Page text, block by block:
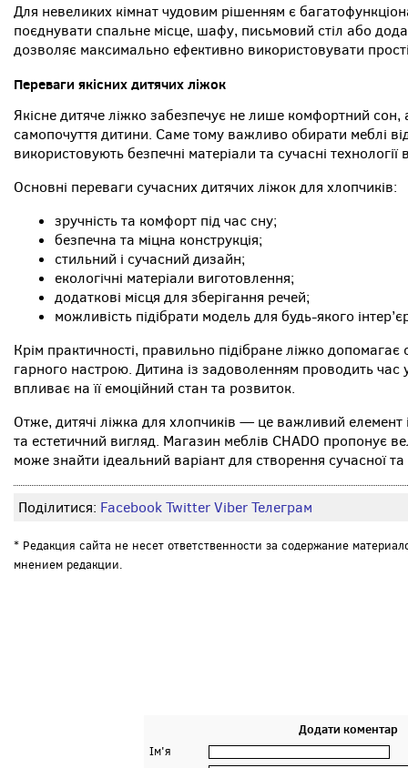
Для невеликих кімнат чудовим рішенням є
поєднувати спальне місце, шафу, письмовий стіл або
дозволяє максимально ефективно використовувати
Переваги якісних дитячих ліжок
Якісне дитяче ліжко забезпечує не лише комфортний
самопочуття дитини. Саме тому важливо обирати меблі
використовують безпечні матеріали та сучасні
Основні переваги сучасних дитячих ліжок для хлопчиків:
зручність та комфорт під час сну;
безпечна та міцна конструкція;
стильний і сучасний дизайн;
екологічні матеріали виготовлення;
додаткові місця для зберігання речей;
можливість підібрати модель для будь-якого
Крім практичності, правильно підібране ліжко
гарного настрою. Дитина із задоволенням проводить
впливає на її емоційний стан та розвиток.
Отже, дитячі ліжка для хлопчиків — це важливий елемент
та естетичний вигляд. Магазин меблів CHADO пропонує
може знайти ідеальний варіант для створення сучасної
Поділитися: FacebookTwitterViberТелеграм
* Редакция сайта не несет ответственности за содержание
мнением редакции.
Додати коментар
Ім'я